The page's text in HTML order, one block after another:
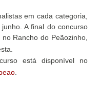
em cada categoria,
A final do concurso
Rancho do Peãozinho,
está disponível no